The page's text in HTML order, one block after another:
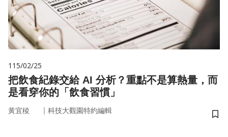
115/02/25
把飲食紀錄交給 AI 分析？重點不是算熱量，而
是看穿你的「飲食習慣」
黃宜稜 ｜ 科技大觀園特約編輯
儲